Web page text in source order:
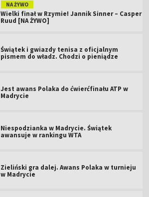
NA ŻYWO
Wielki finał w Rzymie! Jannik Sinner – Casper
Ruud [NA ŻYWO]
Świątek i gwiazdy tenisa z oficjalnym
pismem do władz. Chodzi o pieniądze
Jest awans Polaka do ćwierćfinału ATP w
Madrycie
Niespodzianka w Madrycie. Świątek
awansuje w rankingu WTA
Zieliński gra dalej. Awans Polaka w turnieju
w Madrycie